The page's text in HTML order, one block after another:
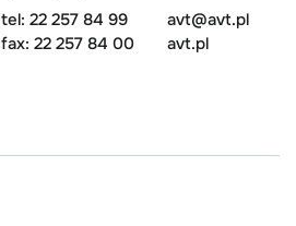
tel: 22 257 84 99
fax: 22 257 84 00
avt@avt.pl
avt.pl